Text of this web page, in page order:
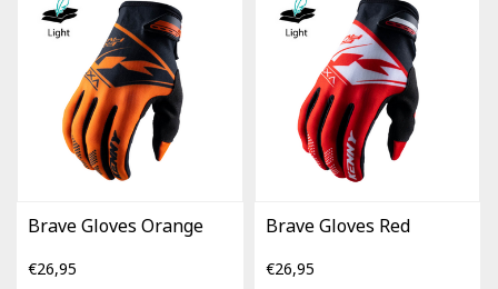
Brave Gloves Orange
€26,95
Brave Gloves Red
€26,95